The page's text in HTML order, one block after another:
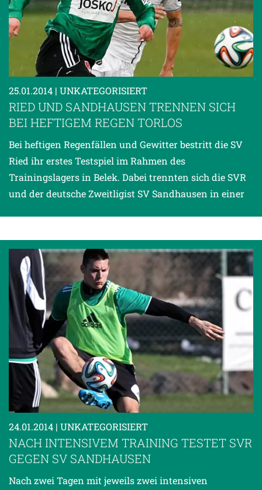
25.01.2014 | UNKATEGORISIERT
RIED UND SANDHAUSEN TRENNEN SICH
BEI HEFTIGEM REGEN TORLOS
Bei heftigen Regenfällen und Gewitter bestritt die SV
Ried ihr erstes Testspiel im Rahmen des
Trainingslagers in Belek. Dabei trennten sich die SVR
und der deutsche Zweitligist SV Sandhausen in einer
24.01.2014 | UNKATEGORISIERT
NACH INTENSIVEM TRAINING TESTET SVR
GEGEN SV SANDHAUSEN
Nach zwei Tagen mit jeweils zwei intensiven